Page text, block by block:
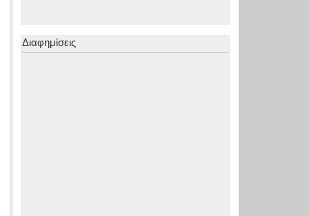
Διαφημίσεις